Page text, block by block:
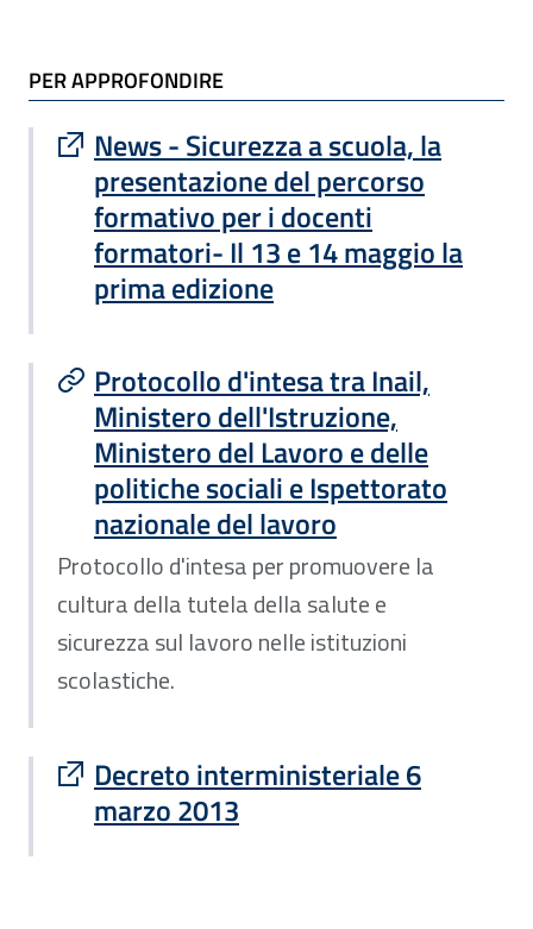
TI POTREBBE INTERESSARE
PER APPROFONDIRE
News - Sicurezza a scuola, la
presentazione del percorso
formativo per i docenti
formatori- Il 13 e 14 maggio la
prima edizione
Sito esterno : apre una nuova finestra
Protocollo d'intesa tra Inail,
Ministero dell'Istruzione,
Ministero del Lavoro e delle
politiche sociali e Ispettorato
nazionale del lavoro
Protocollo d'intesa per promuovere la
cultura della tutela della salute e
sicurezza sul lavoro nelle istituzioni
scolastiche.
Decreto interministeriale 6
marzo 2013
Sito esterno : apre una nuova finestra